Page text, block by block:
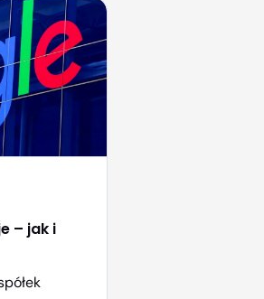
za
ów. W
zacząć
są ich
– jak i